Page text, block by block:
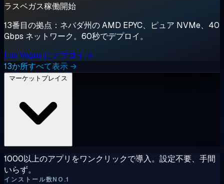
ラスベガス稼働開始
13番目の拠点：ネバダ州の AMD EPYC、ピュア NVMe、40
Gbps ネットワーク。60秒でデプロイ。
Las Vegas にデプロイ →
13か所すべて表示 →
1000以上のアプリをワンクリックで導入。設定不要、手間
いらず。
インストール数NO.1